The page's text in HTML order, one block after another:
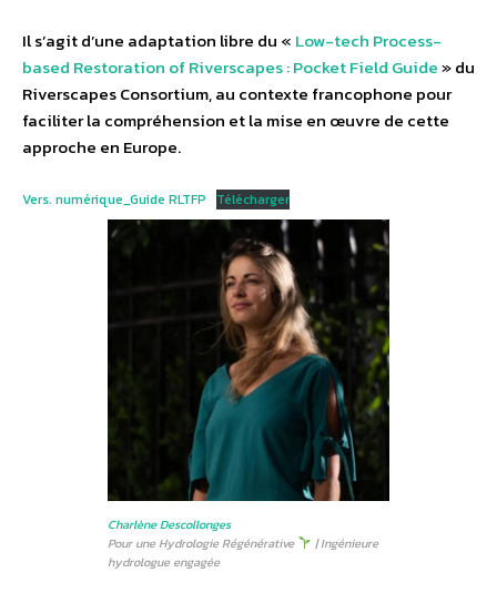
Il s’agit d’une adaptation libre du « Low-tech Process-
based Restoration of Riverscapes : Pocket Field Guide» du
Riverscapes Consortium, au contexte francophone pour
faciliter la compréhension et la mise en œuvre de cette
approche en Europe.
Vers. numérique_Guide RLTFP Télécharger
Charlène Descollonges
Pour une Hydrologie Régénérative
| Ingénieure
hydrologue engagée